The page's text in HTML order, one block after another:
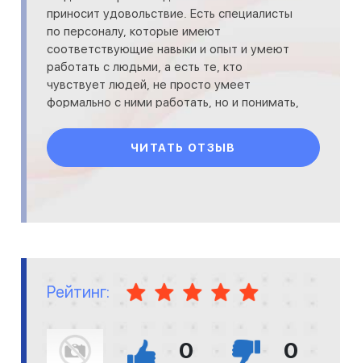
приносит удовольствие. Есть специалисты
по персоналу, которые имеют
соответствующие навыки и опыт и умеют
работать с людьми, а есть те, кто
чувствует людей, не просто умеет
формально с ними работать, но и понимать,
сильные стороны
ЧИТАТЬ ОТЗЫВ
Рейтинг:
0 0